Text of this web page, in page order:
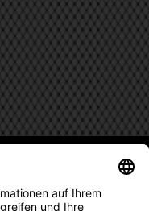
DHB-FANSHOP
NEUIGKEIT ODER